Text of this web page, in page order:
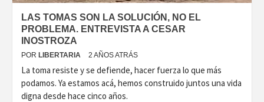
LAS TOMAS SON LA SOLUCIÓN, NO EL
PROBLEMA. ENTREVISTA A CESAR
INOSTROZA
POR LIBERTARIA 2 AÑOS ATRÁS
La toma resiste y se defiende, hacer fuerza lo que más
podamos. Ya estamos acá, hemos construido juntos una vida
digna desde hace cinco años.